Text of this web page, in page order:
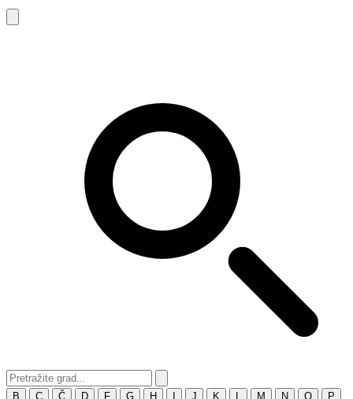
B C Č D F G H J K M N O
P